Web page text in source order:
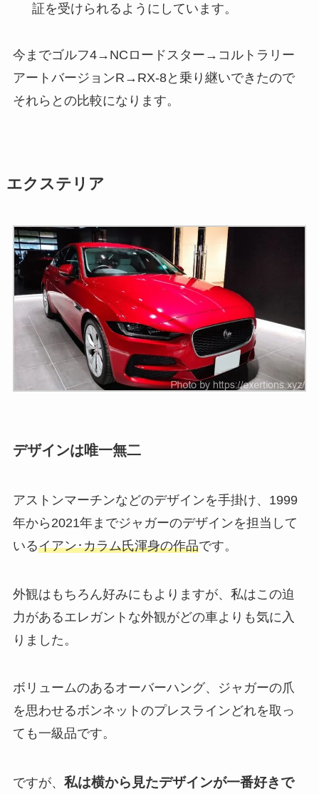
証を受けられるようにしています。
今までゴルフ4→NCロードスター→コルトラリー
アートバージョンR→RX-8と乗り継いできたので
それらとの比較になります。
エクステリア
デザインは唯一無二
アストンマーチンなどのデザインを手掛け、1999
年から2021年までジャガーのデザインを担当して
いるイアン･カラム氏渾身の作品です。
外観はもちろん好みにもよりますが、私はこの迫
力があるエレガントな外観がどの車よりも気に入
りました。
ボリュームのあるオーバーハング、ジャガーの爪
を思わせるボンネットのプレスラインどれを取っ
ても一級品です。
ですが、 私は横から見たデザインが一番好きで